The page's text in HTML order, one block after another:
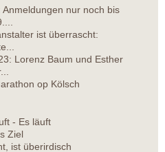
Anmeldungen nur noch bis
ist überrascht:
Lorenz Baum und Esther
op Kölsch
- Es läuft
Ziel
ist überirdisch